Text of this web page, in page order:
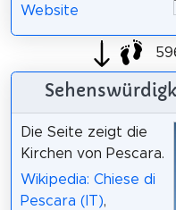
Website
Die Seite zeigt die
Kirchen von Pescara.
Wikipedia: Chiese di
Pescara (IT),